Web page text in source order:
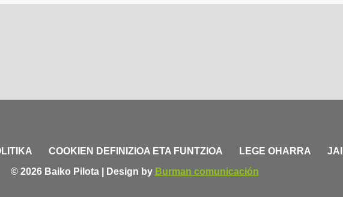
COOKIEN DEFINIZIOA ETA FUNTZIOA LEGE OHARRA
© 2026 Baiko Pilota | Design by Burman comunicación